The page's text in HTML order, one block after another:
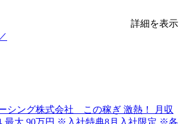
詳細を表示